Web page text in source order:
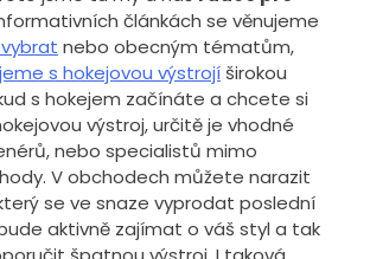
článkách se věnujeme
nebo obecným tématům,
s hokejovou výstrojí širokou
s hokejem začínáte a chcete si
výstroj, určitě je vhodné
nebo specialistů mimo
V obchodech můžete narazit
se ve snaze vyprodat poslední
aktivně zajímat o váš styl a tak